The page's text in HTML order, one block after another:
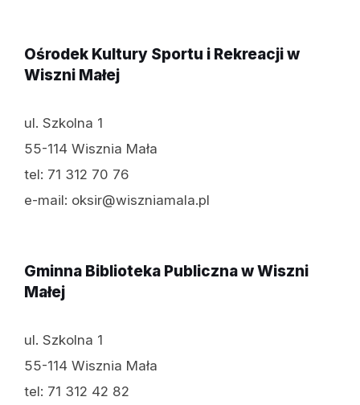
Ośrodek Kultury Sportu i Rekreacji w
Wiszni Małej
ul. Szkolna 1
55-114 Wisznia Mała
tel: 71 312 70 76
e-mail: oksir@wiszniamala.pl
Gminna Biblioteka Publiczna w Wiszni
Małej
ul. Szkolna 1
55-114 Wisznia Mała
tel: 71 312 42 82